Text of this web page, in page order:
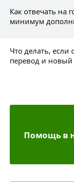
Как отвечать на
минимум
Что делать, если
перевод и новый
Помощь в